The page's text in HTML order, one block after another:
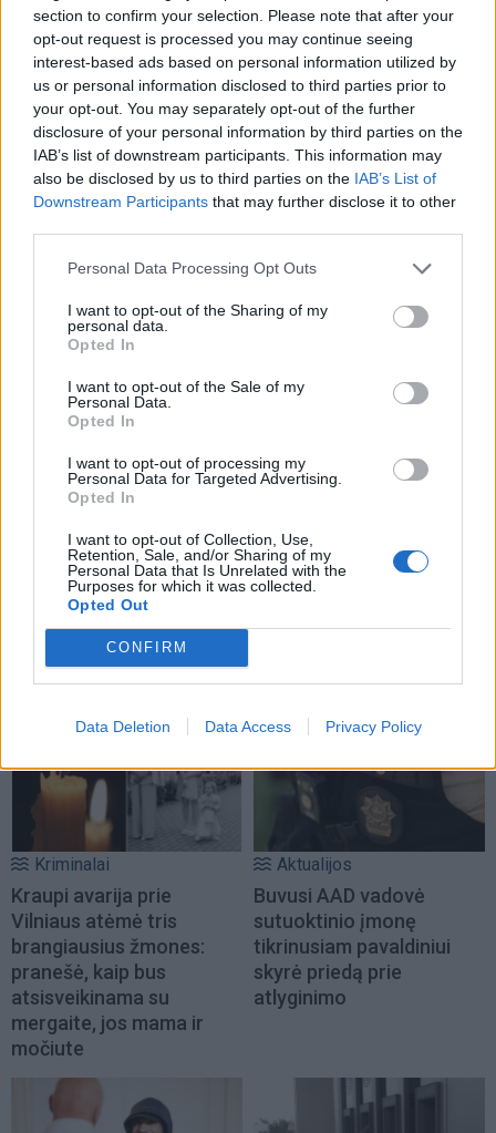
section to confirm your selection. Please note that after your
opt-out request is processed you may continue seeing
interest-based ads based on personal information utilized by
us or personal information disclosed to third parties prior to
your opt-out. You may separately opt-out of the further
disclosure of your personal information by third parties on the
IAB’s list of downstream participants. This information may
also be disclosed by us to third parties on the IAB’s List of
Downstream Participants that may further disclose it to other
Personal Data Processing Opt Outs
I want to opt-out of the Sharing of my
personal data.
Opted In
I want to opt-out of the Sale of my
Personal Data.
Opted In
I want to opt-out of processing my
Personal Data for Targeted Advertising.
Opted In
I want to opt-out of Collection, Use,
Retention, Sale, and/or Sharing of my
Personal Data that Is Unrelated with the
Purposes for which it was collected.
Opted Out
CONFIRM
Data Deletion Data Access Privacy Policy
NAUJI
Podkastai
grįžusi Karina
Kučinskienė įvardijo
didžiausią savo norą
Kriminalai
incidentas miesto centre:
sutramdytą agresyvų
surišo elektros
Kriminalai
Kraupi avarija prie
Vilniaus atėmė tris
brangiausius žmones:
pranešė, kaip bus
atsisveikinama su
mergaite, jos mama ir
močiute
Aktualijos
Buvusi AAD vadovė
sutuoktinio įmonę
tikrinusiam pavaldiniui
skyrė priedą prie
atlyginimo